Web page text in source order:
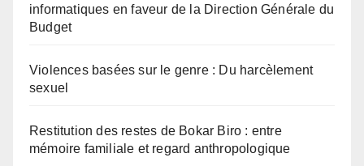
informatiques en faveur de la Direction Générale du
Budget
Violences basées sur le genre : Du harcèlement
sexuel
Restitution des restes de Bokar Biro : entre
mémoire familiale et regard anthropologique